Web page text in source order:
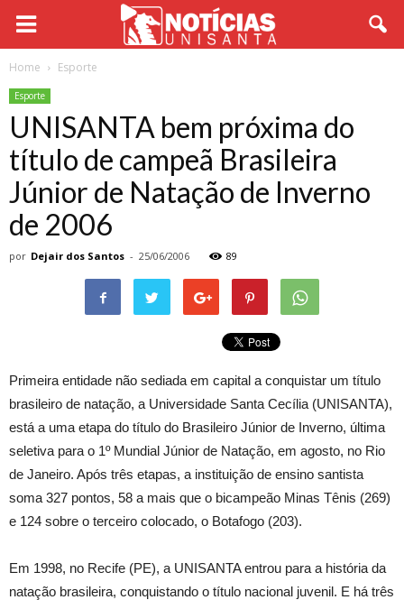
Home Esporte
Esporte
UNISANTA bem próxima do
título de campeã Brasileira
Júnior de Natação de Inverno
de 2006
por Dejair dos Santos - 25/06/2006 89
Primeira entidade não sediada em capital a conquistar um título
brasileiro de natação, a Universidade Santa Cecília (UNISANTA),
está a uma etapa do título do Brasileiro Júnior de Inverno, última
seletiva para o 1º Mundial Júnior de Natação, em agosto, no Rio
de Janeiro. Após três etapas, a instituição de ensino santista
soma 327 pontos, 58 a mais que o bicampeão Minas Tênis (269)
e 124 sobre o terceiro colocado, o Botafogo (203).
Em 1998, no Recife (PE), a UNISANTA entrou para a história da
natação brasileira, conquistando o título nacional juvenil. E há três